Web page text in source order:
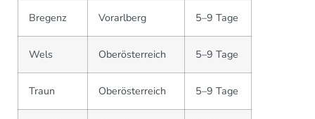
Bregenz Vorarlberg 5–9 Tage
Wels Oberösterreich 5–9 Tage
Traun Oberösterreich 5–9 Tage